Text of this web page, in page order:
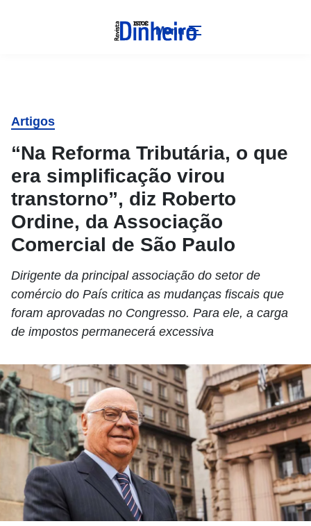
Menu
Artigos
“Na Reforma Tributária, o que
era simplificação virou
transtorno”, diz Roberto
Ordine, da Associação
Comercial de São Paulo
Dirigente da principal associação do setor de
comércio do País critica as mudanças fiscais que
foram aprovadas no Congresso. Para ele, a carga
de impostos permanecerá excessiva